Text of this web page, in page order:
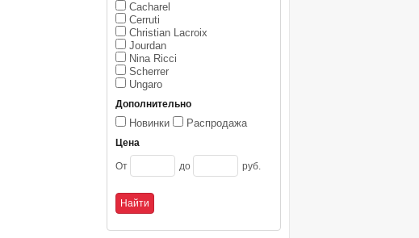
Cacharel
Cerruti
Christian Lacroix
Jourdan
Nina Ricci
Scherrer
Ungaro
Дополнительно
Новинки Распродажа
Цена
От до руб.